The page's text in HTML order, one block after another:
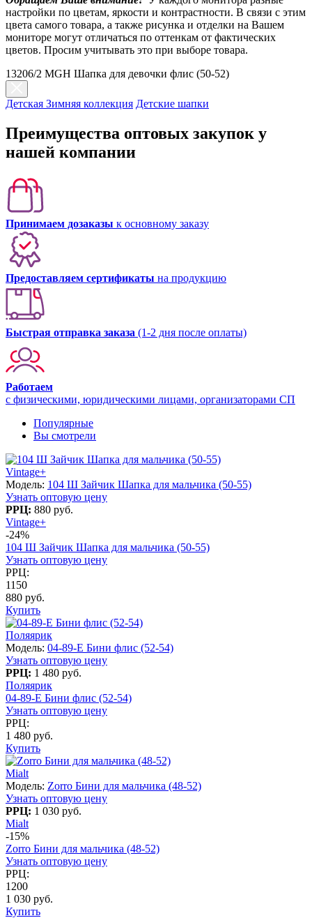
настройки по цветам, яркости и контрастности. В связи с этим
цвета самого товара, а также рисунка и отделки на Вашем
мониторе могут отличаться по оттенкам от фактических
цветов. Просим учитывать это при выборе товара.
13206/2 MGH Шапка для девочки флис (50-52)
Детская Зимняя коллекция Детские шапки
Преимущества оптовых закупок у
нашей компании
Принимаем дозаказы к основному заказу
Предоставляем сертификаты на продукцию
Быстрая отправка заказа (1-2 дня после оплаты)
Работаем
с физическими, юридическими лицами, организаторами СП
Популярные
Вы смотрели
Vintage+
Модель: 104 Ш Зайчик Шапка для мальчика (50-55)
Узнать оптовую цену
РРЦ: 880 руб.
Vintage+
-24%
104 Ш Зайчик Шапка для мальчика (50-55)
Узнать оптовую цену
РРЦ:
1150
880 руб.
Купить
Поляярик
Модель: 04-89-E Бини флис (52-54)
Узнать оптовую цену
РРЦ: 1 480 руб.
Поляярик
04-89-E Бини флис (52-54)
Узнать оптовую цену
РРЦ:
1 480 руб.
Купить
Mialt
Модель: Zorro Бини для мальчика (48-52)
Узнать оптовую цену
РРЦ: 1 030 руб.
Mialt
-15%
Zorro Бини для мальчика (48-52)
Узнать оптовую цену
РРЦ:
1200
1 030 руб.
Купить